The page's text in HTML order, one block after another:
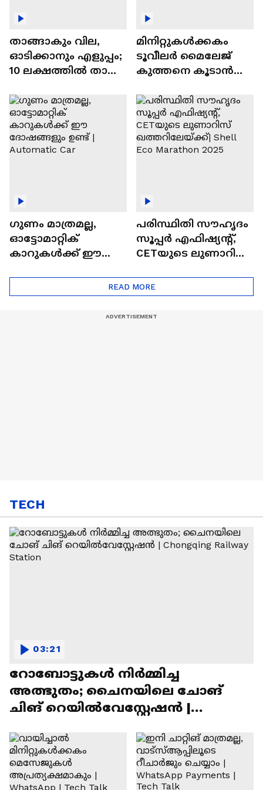
താങ്ങാകും വില,
ഓടിക്കാനും എളുപ്പം;
10 ലക്ഷത്തിൽ താഴെ
ഓട്ടോമാറ്റിക്ക്
എസ്‍യുവികൾ
മിനിറ്റുകൾക്കകം
ടൂവീലർ മൈലേജ്
കുത്തനെ കൂടാൻ
ഗുണം മാത്രമല്ല,
ഓട്ടോമാറ്റിക്
കാറുകൾക്ക് ഈ
പരിസ്ഥിതി സൗഹൃദം
സൂപ്പർ എഫിഷ്യന്റ്,
CETയുടെ ലുണാറിസ്
Eco Marathon 2025
READ MORE
TECH
റോബോട്ടുകൾ നിർമ്മിച്ച
അത്ഭുതം; ചൈനയിലെ ചോങ്
ചിങ് റെയിൽവേസ്റ്റേഷൻ |
03:21